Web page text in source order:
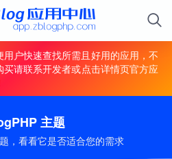
户快速查找所需且好用的应用，不
请联系开发者或点击详情页官方应
主题
，看看它是否适合您的需求